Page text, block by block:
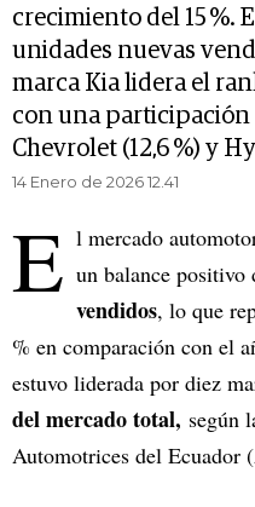
crecimiento del 15 %.
unidades nuevas
marca Kia lidera el
con una participación
Chevrolet (12,6 %) y
14 Enero de 2026 12.41
E l mercado
un balance positivo
vendidos, lo que
% en comparación con el
estuvo liderada por diez
del mercado total, según
Automotrices del Ecuador